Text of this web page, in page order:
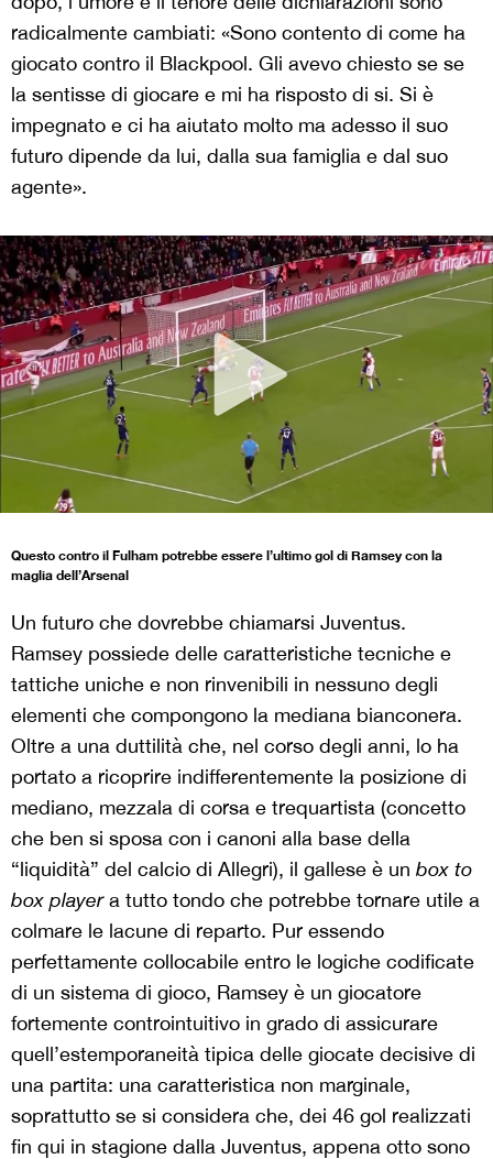
radicalmente cambiati: «Sono contento di come ha
giocato contro il Blackpool. Gli avevo chiesto se se
la sentisse di giocare e mi ha risposto di si. Si è
impegnato e ci ha aiutato molto ma adesso il suo
futuro dipende da lui, dalla sua famiglia e dal suo
agente».
Questo contro il Fulham potrebbe essere l’ultimo gol di Ramsey con la
maglia dell’Arsenal
Un futuro che dovrebbe chiamarsi Juventus.
Ramsey possiede delle caratteristiche tecniche e
tattiche uniche e non rinvenibili in nessuno degli
elementi che compongono la mediana bianconera.
Oltre a una duttilità che, nel corso degli anni, lo ha
portato a ricoprire indifferentemente la posizione di
mediano, mezzala di corsa e trequartista (concetto
che ben si sposa con i canoni alla base della
“liquidità” del calcio di Allegri), il gallese è un box to
box playera tutto tondo che potrebbe tornare utile a
colmare le lacune di reparto. Pur essendo
perfettamente collocabile entro le logiche codificate
di un sistema di gioco, Ramsey è un giocatore
fortemente controintuitivo in grado di assicurare
quell’estemporaneità tipica delle giocate decisive di
una partita: una caratteristica non marginale,
soprattutto se si considera che, dei 46 gol realizzati
fin qui in stagione dalla Juventus, appena otto sono